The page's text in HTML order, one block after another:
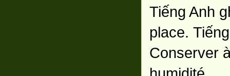
Tiếng Anh
place.
Conserver